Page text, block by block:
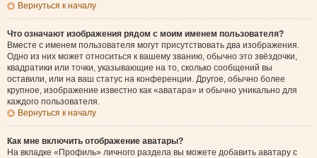
Вернуться к началу
Что означают изображения рядом с моим именем пользователя?
Вместе с именем пользователя могут присутствовать два изображения.
Одно из них может относиться к вашему званию, обычно это звёздочки,
квадратики или точки, указывающие на то, сколько сообщений вы
оставили, или на ваш статус на конференции. Другое, обычно более
крупное, изображение известно как «аватара» и обычно уникально для
каждого пользователя.
Вернуться к началу
Как мне включить отображение аватары?
На вкладке «Профиль» личного раздела вы можете добавить аватару с